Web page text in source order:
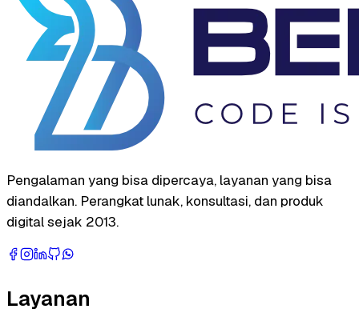
Pengalaman yang bisa dipercaya, layanan yang bisa
diandalkan. Perangkat lunak, konsultasi, dan produk
digital sejak 2013.
Layanan